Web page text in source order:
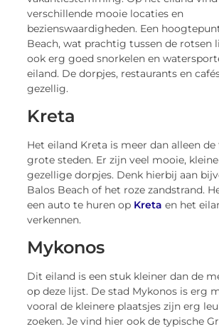
verschillende mooie locaties en
bezienswaardigheden. Een
Beach, wat prachtig tussen de rotsen
ook erg goed snorkelen en
eiland. De dorpjes, restaurants en
gezellig.
Kreta
Het eiland Kreta is meer dan alleen de
grote steden. Er zijn veel mooie,
gezellige dorpjes. Denk hierbij aan
Balos Beach of het roze zandstrand.
een auto te huren op Kreta en het
verkennen.
Mykonos
Dit eiland is een stuk kleiner dan de
op deze lijst. De stad Mykonos is erg
vooral de kleinere plaatsjes zijn erg
zoeken. Je vind hier ook de typische